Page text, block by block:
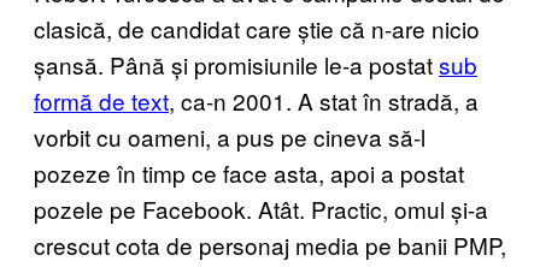
clasică, de candidat care știe că n-are nicio
șansă. Până și promisiunile le-a postatsub
formă de text, ca-n 2001. A stat în stradă, a
vorbit cu oameni, a pus pe cineva să-l
pozeze în timp ce face asta, apoi a postat
pozele pe Facebook. Atât. Practic, omul și-a
crescut cota de personaj media pe banii PMP,